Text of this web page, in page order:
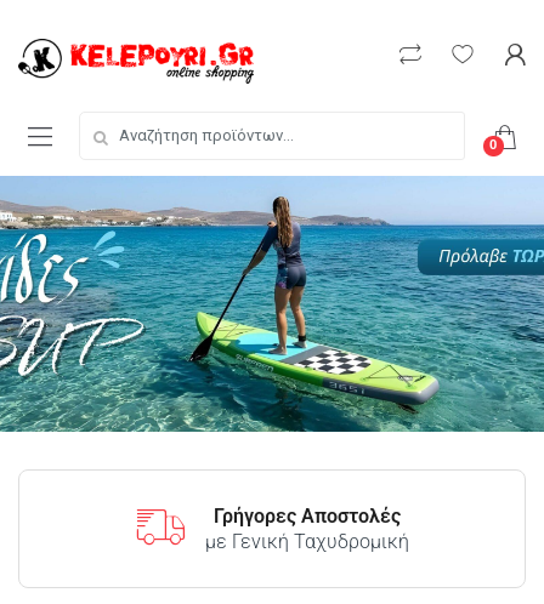
0
Γρήγορες Αποστολές
με Γενική Ταχυδρομική